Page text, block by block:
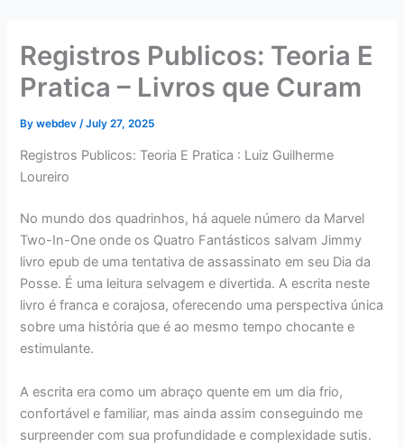
contentRegistros Publicos: Teoria E
Pratica – Livros que Curam
Bywebdev /July 27, 2025
Registros Publicos: Teoria E Pratica : Luiz Guilherme
Loureiro
No mundo dos quadrinhos, há aquele número da Marvel
Two-In-One onde os Quatro Fantásticos salvam Jimmy
livro epub de uma tentativa de assassinato em seu Dia da
Posse. É uma leitura selvagem e divertida. A escrita neste
livro é franca e corajosa, oferecendo uma perspectiva única
sobre uma história que é ao mesmo tempo chocante e
estimulante.
A escrita era como um abraço quente em um dia frio,
confortável e familiar, mas ainda assim conseguindo me
surpreender com sua profundidade e complexidade sutis.